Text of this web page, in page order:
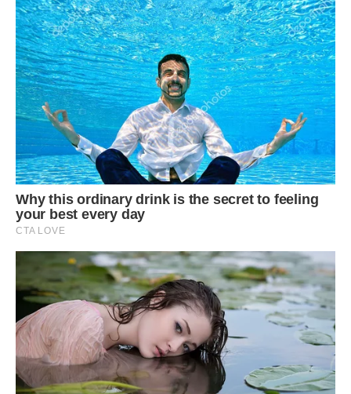
У місті неважко знайти хоч якийсь кут або зубожілий
приватний будинок за незначну ціну. Марія так і зробила.
Хлопчики пішли до школи, а вона у тій самій школі
влаштувалася кухарем. Директор виявилася дуже
хорошою жінкою — не тільки прийняла її на роботу, а ще й
допомагала. Але на бюджетну зарплату багато не
наживеш. Кварт­плата за будинок, який навесні завжди
затоплює, ніби й невелика, плюс на дрова, які вже давно
закінчилися. А грошей на придбання нових немає. Ну і на
допомогу матері-одиначки особливо не розкошуватимеш.
Це ж такі крихти, ледве на хліб з маслом вистачає. А у
діток одяг і взуття зовсім зносилися. Та й ростуть вони як
на дріжджах, що не наздоженеш.
Як далі жити? Колишній чоловік аліменти не платить: не
розписані вони були, та й офіційно Сергій ніде не працює.
Допомагати іноді допомагає, але не грошима. Старшому
синові вже одинадцять років, молодшому дев’ять
виповнилося. Хто допоможе з речами, а хто взуттям? На
одного Бога і сподівається бідна жінка, та на добрих,
милосердних людей. Сама б ніколи не дала собі ради.